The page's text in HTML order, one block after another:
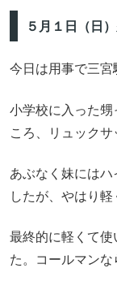
５月１日（日
今日は用事で三宮
小学校に入った甥
ころ、リュックサ
あぶなく妹には
したが、やはり軽
最終的に軽くて使
た。コールマンな